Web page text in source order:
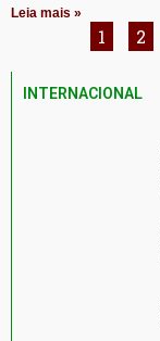
Leia mais »
1 2
INTERNACIONAL